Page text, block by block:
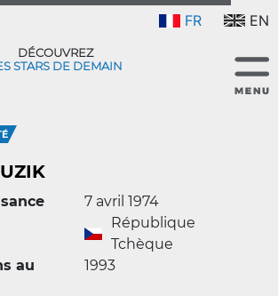
FR EN
DÉCOUVREZ
STARS DE DEMAIN
7 avril 1974
République
Tchèque
au
1993